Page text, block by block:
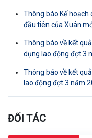
Thông báo Kế hoạch
đầu tiên của Xuân
Thông báo về kết
dụng lao động đợt 3
Thông báo về kết
lao động đợt 3 năm
ĐỐI TÁC